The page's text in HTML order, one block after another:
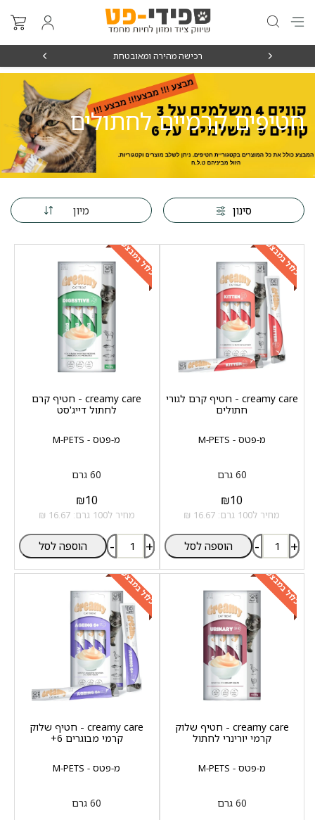
רכישה מהירה ומאובטחת
חטיפים קרמיים לחתולים
סינון מיון
כלול במבצע
מ-פטס - M-PETS
creamy care - חטיף קרם לגורי
חתולים
60 גרם
₪10
מחיר ל100 גרם: 16.67 ₪
- + הוספה לסל
כלול במבצע
מ-פטס - M-PETS
creamy care - חטיף קרם
לחתול דייג'סט
60 גרם
₪10
מחיר ל100 גרם: 16.67 ₪
- + הוספה לסל
כלול במבצע
מ-פטס - M-PETS
creamy care - חטיף שלוק
קרמי יורינרי לחתול
60 גרם
כלול במבצע
מ-פטס - M-PETS
creamy care - חטיף שלוק
קרמי מבוגרים 6+
60 גרם